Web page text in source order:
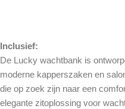
Inclusief:
De Lucky wachtbank is
moderne kapperszaken en
die op zoek zijn naar een
elegante zitoplossing voor